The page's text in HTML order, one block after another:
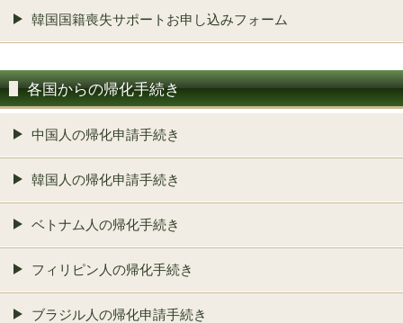
韓国国籍喪失サポートお申し込みフォーム
各国からの帰化手続き
中国人の帰化申請手続き
韓国人の帰化申請手続き
ベトナム人の帰化手続き
フィリピン人の帰化手続き
ブラジル人の帰化申請手続き